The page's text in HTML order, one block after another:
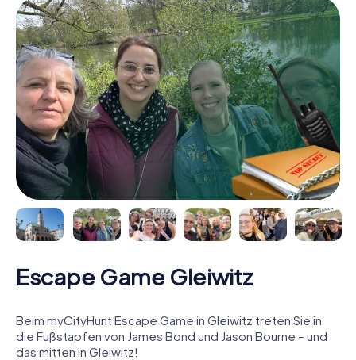
Escape Game Gleiwitz
Beim myCityHunt Escape Game in Gleiwitz treten Sie in
die Fußstapfen von James Bond und Jason Bourne – und
das mitten in Gleiwitz!